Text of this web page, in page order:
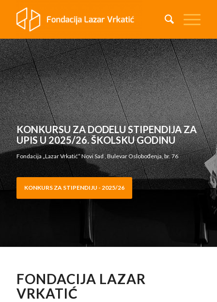
KONKURSU ZA DODELU STIPENDIJA ZA
UPIS U 2025/26. ŠKOLSKU GODINU
Fondacija „Lazar Vrkatić“ Novi Sad , Bulevar Oslobođenja, br. 76
KONKURS ZA STIPENDIJU - 2025/26
FONDACIJA LAZAR
VRKATIĆ